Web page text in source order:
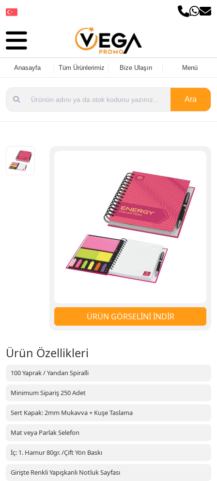
Anasayfa Tüm Ürünlerimiz Bize Ulaşın Menü
Ara
ÜRÜN GÖRSELİNİ İNDİR
Ürün Özellikleri
100 Yaprak / Yandan Spiralli
Minimum Sipariş 250 Adet
Sert Kapak: 2mm Mukavva + Kuşe Taslama
Mat veya Parlak Selefon
İç: 1. Hamur 80gr. /Çift Yön Baskı
Girişte Renkli Yapışkanlı Notluk Sayfası